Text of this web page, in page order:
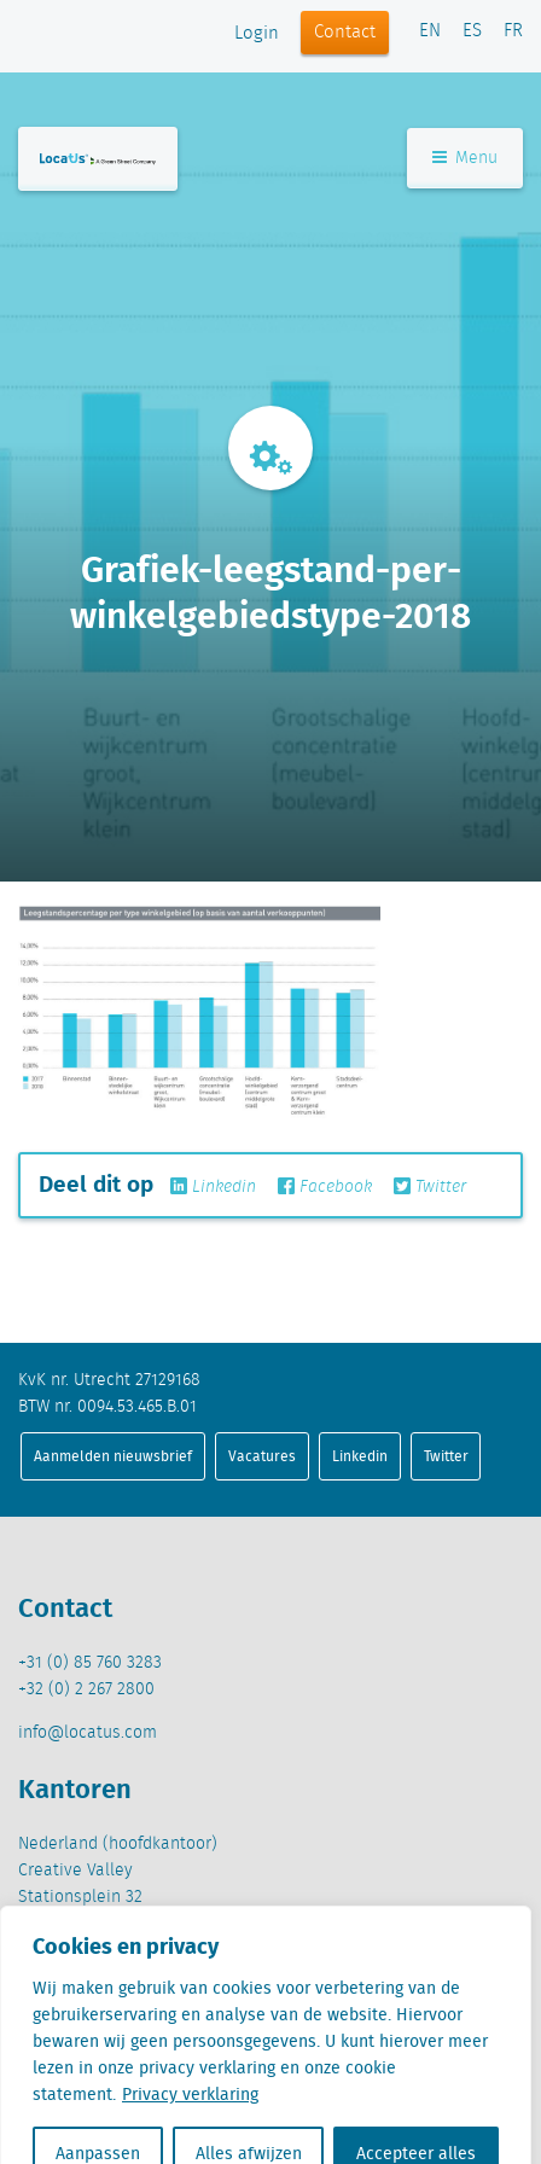
Cookies en privacy
Wij maken gebruik van cookies voor verbetering van de
gebruikerservaring en analyse van de website. Hiervoor
bewaren wij geen persoonsgegevens. U kunt hierover meer
lezen in onze privacy verklaring en onze cookie
statement. Privacy verklaring
Aanpassen Alles afwijzen Accepteer alles
Login Contact EN ES FR
Menu
Grafiek-leegstand-per-
winkelgebiedstype-2018
Deel dit op Linkedin Facebook Twitter
KvK nr. Utrecht 27129168
BTW nr. 0094.53.465.B.01
Aanmelden nieuwsbrief Vacatures Linkedin Twitter
Contact
+31 (0) 85 760 3283
+32 (0) 2 267 2800
info@locatus.com
Kantoren
Nederland (hoofdkantoor)
Creative Valley
Stationsplein 32
Cantersteen 47
1000 Brussel